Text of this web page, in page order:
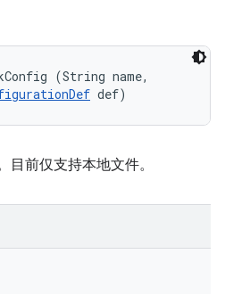
(String name,
def)
目前仅支持本地文件。